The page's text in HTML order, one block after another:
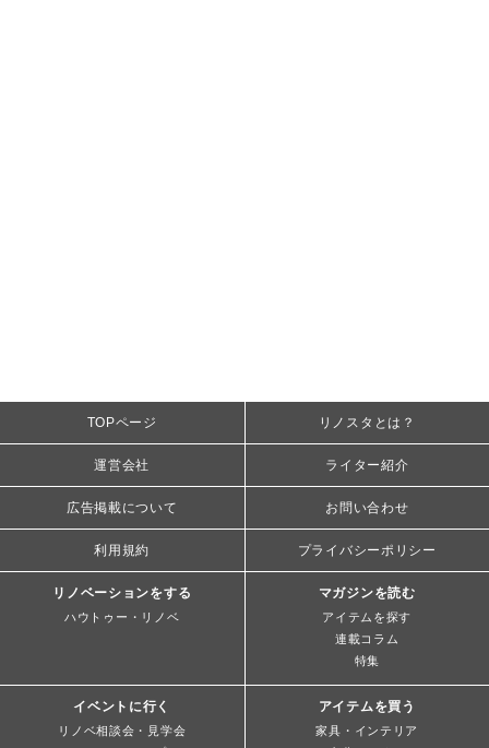
TOPページ リノスタとは？
運営会社 ライター紹介
広告掲載について お問い合わせ
利用規約 プライバシーポリシー
リノベーションをする
ハウトゥー・リノベ
マガジンを読む
アイテムを探す
連載コラム
特集
イベントに行く
リノベ相談会・見学会
アイテムを買う
家具・インテリア